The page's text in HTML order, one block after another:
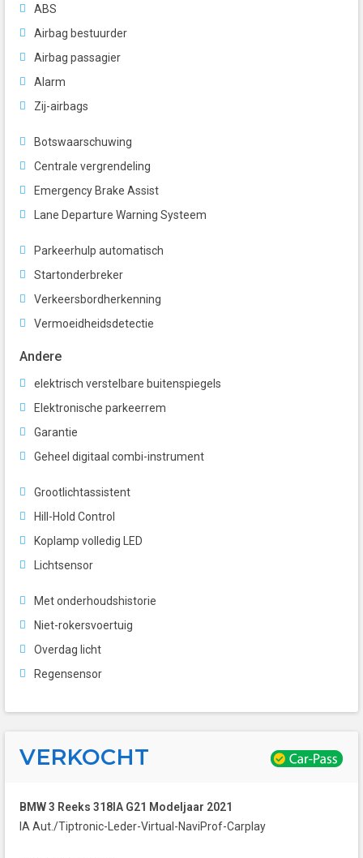
ABS
Airbag bestuurder
Airbag passagier
Alarm
Zij-airbags
Botswaarschuwing
Centrale vergrendeling
Emergency Brake Assist
Lane Departure Warning Systeem
Parkeerhulp automatisch
Startonderbreker
Verkeersbordherkenning
Vermoeidheidsdetectie
Andere
elektrisch verstelbare buitenspiegels
Elektronische parkeerrem
Garantie
Geheel digitaal combi-instrument
Grootlichtassistent
Hill-Hold Control
Koplamp volledig LED
Lichtsensor
Met onderhoudshistorie
Niet-rokersvoertuig
Overdag licht
Regensensor
VERKOCHT
BMW 3 Reeks 318IA G21 Modeljaar 2021
IA Aut./Tiptronic-Leder-Virtual-NaviProf-Carplay